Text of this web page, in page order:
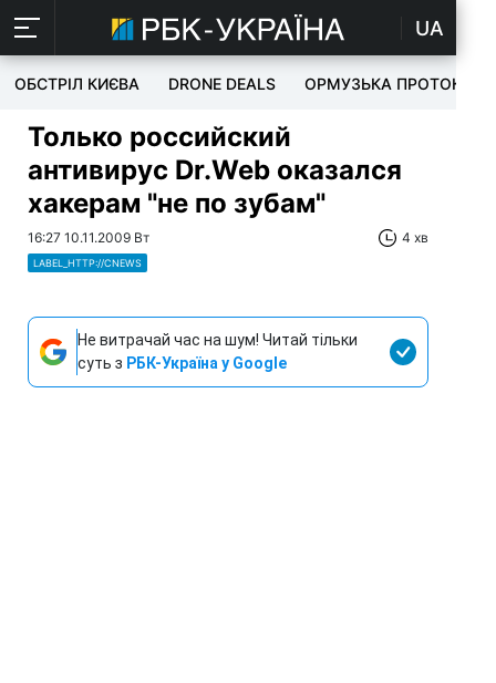
UA
ОБСТРІЛ КИЄВА DRONE DEALS ОРМУЗЬКА ПРОТОКА
Только российский
антивирус Dr.Web оказался
хакерам "не по зубам"
16:27 10.11.2009 Вт 4 хв
LABEL_HTTP://CNEWS
Не витрачай час на шум! Читай тільки
суть з РБК-Україна у Google